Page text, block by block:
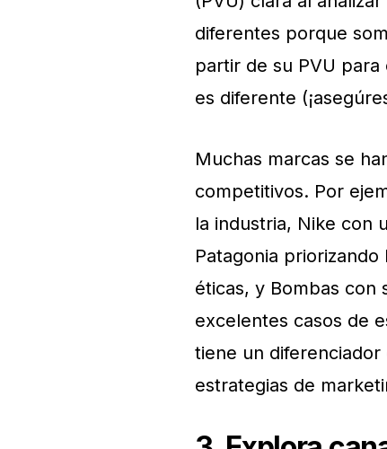
diferentes porque
partir de su PVU
es diferente
Muchas marcas se
competitivos. Por
la industria, Nike con
Patagonia
éticas, y Bombas con
excelentes casos de
tiene un
estrategias de